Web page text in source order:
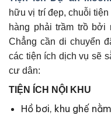
hữu vị trí đẹp, chuỗi
hàng phải trầm trồ
Chẳng cần di chuyển
các tiện ích dịch vụ sẽ
cư dân:
TIỆN ÍCH NỘI KHU
Hồ bơi, khu ghế